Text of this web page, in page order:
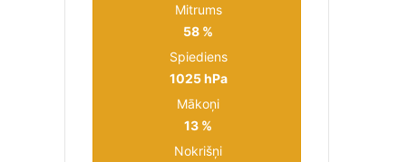
Mitrums
58 %
Spiediens
1025 hPa
Mākoņi
13 %
Nokrišņi